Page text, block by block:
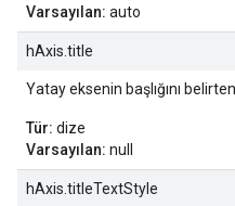
Varsayılan: auto
hAxis.title
Yatay eksenin başlığını belirten
Tür: dize
Varsayılan: null
hAxis.titleTextStyle